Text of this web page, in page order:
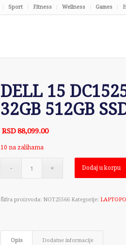
Sport Fitness Wellness Games
DELL 15
32GB 512GB
RSD88,099.00
10 na zalihama
Dodaj u korpu
Šifra proizvoda: NOT25566 Kategorije:
Opis Dodatne informacije